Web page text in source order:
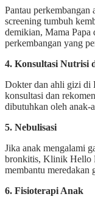
Pantau perkembangan
screening tumbuh
demikian, Mama Papa
perkembangan yang
4. Konsultasi Nutrisi
Dokter dan ahli gizi di
konsultasi dan
dibutuhkan oleh anak-
5. Nebulisasi
Jika anak mengalami
bronkitis, Klinik Hello
membantu meredakan
6. Fisioterapi Anak